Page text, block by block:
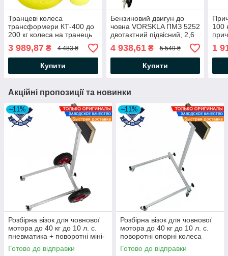
Транцеві колеса
трансформери КТ-400 до
200 кг колеса на транець
НЕРЖАВІЙКА
проколобезпечні швидка
фіксація самоутримуючий
3 989,87 ₴ 4 483 ₴
Купити
Бензиновий двигун до
човна VORSKLA ПМЗ 5252
двотактний підвісний, 2,6
кВт, 3,53 л. с.
4 938,61₴ 5 549 ₴
Купити
100
1
Акційні пропозиції та новинки
–11%
Розбірна візок для човнової
мотора до 40 кг до 10 л. с.
пневматика + поворотні міні-
колеса, каркас сталь
Готово до відправки
–11%
Розбірна візок для човнової
мотора до 40 кг до 10 л. с.
поворотні опорні колеса
сталевий каркас
Готово до відправки